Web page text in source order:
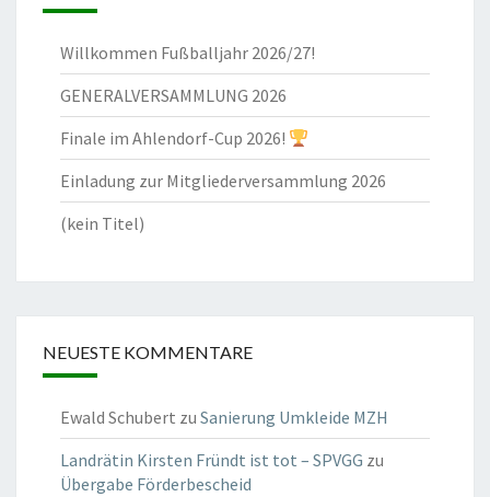
Willkommen Fußballjahr 2026/27!
GENERALVERSAMMLUNG 2026
Finale im Ahlendorf-Cup 2026!
Einladung zur Mitgliederversammlung 2026
(kein Titel)
NEUESTE KOMMENTARE
Ewald Schubert zu Sanierung Umkleide MZH
Landrätin Kirsten Fründt ist tot – SPVGG zu
Übergabe Förderbescheid